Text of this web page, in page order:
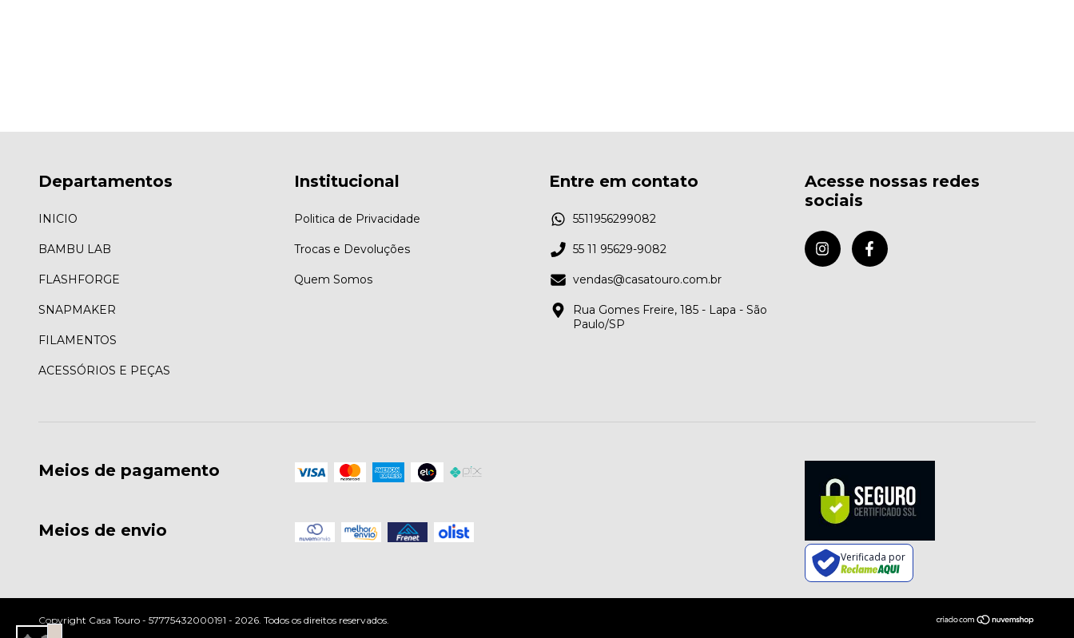
Departamentos
INICIO
BAMBU LAB
FLASHFORGE
SNAPMAKER
FILAMENTOS
ACESSÓRIOS E PEÇAS
Institucional
Politica de Privacidade
Trocas e Devoluções
Quem Somos
Entre em contato
5511956299082
55 11 95629-9082
vendas@casatouro.com.br
Rua Gomes Freire, 185 - Lapa - São
Paulo/SP
Acesse nossas redes
sociais
Meios de pagamento
Meios de envio
Verificada por
Copyright Casa Touro - 57775432000191 - 2026. Todos os direitos reservados.